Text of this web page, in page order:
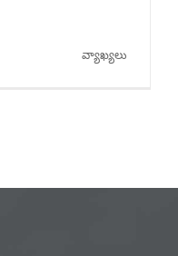
వ్యాఖ్యలు
కార్నివాల్